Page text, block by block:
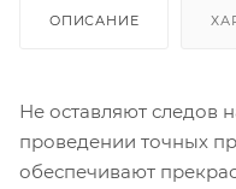
ОПИСАНИЕ
Не оставляют следов
проведении точных
обеспечивают